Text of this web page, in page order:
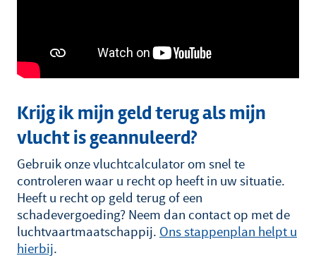
Krijg ik mijn geld terug als mijn
vlucht is geannuleerd?
Gebruik onze vluchtcalculator om snel te
controleren waar u recht op heeft in uw situatie.
Heeft u recht op geld terug of een
schadevergoeding? Neem dan contact op met de
luchtvaartmaatschappij. Ons stappenplan helpt u
hierbij.